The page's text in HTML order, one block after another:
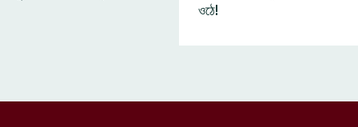
ওঠে!